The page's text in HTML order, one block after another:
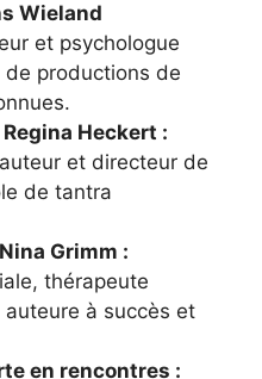
Wieland
et psychologue
productions de
Regina Heckert :
et directeur de
de tantra
Grimm :
thérapeute
à succès et
en rencontres :